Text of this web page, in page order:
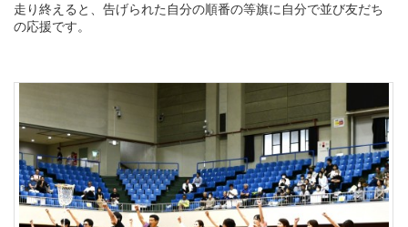
走り終えると、告げられた自分の順番の等旗に自分で並び友だち
の応援です。